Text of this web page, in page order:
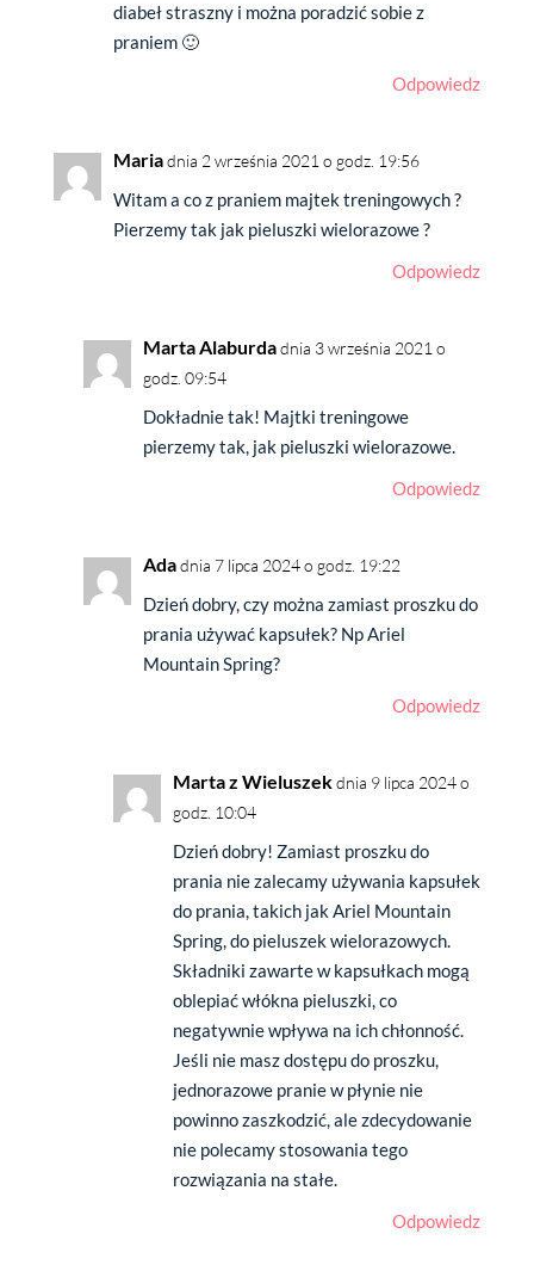
diabeł straszny i można poradzić sobie z
praniem 🙂
Odpowiedz
Mariadnia 2 września 2021 o godz. 19:56
Witam a co z praniem majtek treningowych ?
Pierzemy tak jak pieluszki wielorazowe ?
Odpowiedz
Marta Alaburdadnia 3 września 2021 o
godz. 09:54
Dokładnie tak! Majtki treningowe
pierzemy tak, jak pieluszki wielorazowe.
Odpowiedz
Adadnia 7 lipca 2024 o godz. 19:22
Dzień dobry, czy można zamiast proszku do
prania używać kapsułek? Np Ariel
Mountain Spring?
Odpowiedz
Marta z Wieluszekdnia 9 lipca 2024 o
godz. 10:04
Dzień dobry! Zamiast proszku do
prania nie zalecamy używania kapsułek
do prania, takich jak Ariel Mountain
Spring, do pieluszek wielorazowych.
Składniki zawarte w kapsułkach mogą
oblepiać włókna pieluszki, co
negatywnie wpływa na ich chłonność.
Jeśli nie masz dostępu do proszku,
jednorazowe pranie w płynie nie
powinno zaszkodzić, ale zdecydowanie
nie polecamy stosowania tego
rozwiązania na stałe.
Odpowiedz